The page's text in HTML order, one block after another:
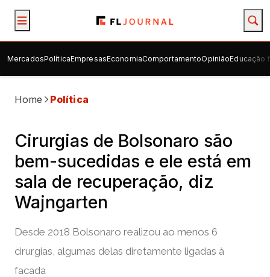
MercadosPolíticaEmpresasEconomiaComportamentoOpiniãoEducação
Home Política
Cirurgias de Bolsonaro são
bem-sucedidas e ele está em
sala de recuperação, diz
Wajngarten
Desde 2018 Bolsonaro realizou ao menos 6
cirurgias, algumas delas diretamente ligadas à
facada